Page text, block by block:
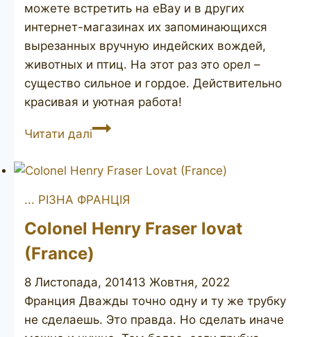
можете встретить на eBay и в других
интернет-магазинах их запоминающихся
вырезанных вручную индейских вождей,
животных и птиц. На этот раз это орел –
существо сильное и гордое. Действительно
красивая и уютная работа!
Читати даліSculpted
... РІЗНА ФРАНЦІЯ
Colonel Henry Fraser lovat
(France)
8 Листопада, 201413 Жовтня, 2022
Франция Дважды точно одну и ту же трубку
не сделаешь. Это правда. Но сделать иначе